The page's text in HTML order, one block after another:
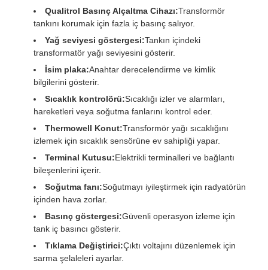
Qualitrol Basınç Alçaltma Cihazı:Transformör
tankını korumak için fazla iç basınç salıyor.
Yağ seviyesi göstergesi:Tankın içindeki
transformatör yağı seviyesini gösterir.
İsim plaka:Anahtar derecelendirme ve kimlik
bilgilerini gösterir.
Sıcaklık kontrolörü:Sıcaklığı izler ve alarmları,
hareketleri veya soğutma fanlarını kontrol eder.
Thermowell Konut:Transformör yağı sıcaklığını
izlemek için sıcaklık sensörüne ev sahipliği yapar.
Terminal Kutusu:Elektrikli terminalleri ve bağlantı
bileşenlerini içerir.
Soğutma fanı:Soğutmayı iyileştirmek için radyatörün
içinden hava zorlar.
Basınç göstergesi:Güvenli operasyon izleme için
tank iç basıncı gösterir.
Tıklama Değiştirici:Çıktı voltajını düzenlemek için
sarma şelaleleri ayarlar.